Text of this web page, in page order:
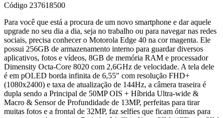
Código 237618500
Para você que está a procura de um novo smartphone e dar aquele
upgrade no seu dia a dia, seja no trabalho ou para navegar nas redes
sociais, precisa conhecer o Motorola Edge 40 na cor magenta. Ele
possui 256GB de armazenamento interno para guardar diversos
aplicativos, fotos e vídeos, 8GB de memória RAM e processador
Dimensity Octa-Core 8020 com 2,6GHz de velocidade. A tela dele
é em pOLED borda infinita de 6,55" com resolução FHD+
(1080x2400) e taxa de atualização de 144Hz, a câmera traseira é
dupla sendo a Principal de 50MP OIS + Híbrida Ultra-wide &
Macro & Sensor de Profundidade de 13MP, perfeitas para tirar
muitas fotos e a frontal de 32MP, faz selfies que ficam ótimas para